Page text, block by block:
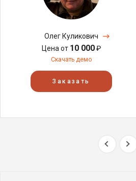
Олег Куликович
Цена от 10 000₽
Скачать демо
Заказать